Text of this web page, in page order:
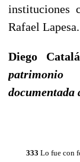
instituciones
Rafael Lapesa.
Diego
333 Lo fue con